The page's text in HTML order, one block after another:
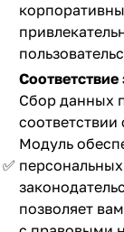
✅
Сбор данных
Модуль
позволяет